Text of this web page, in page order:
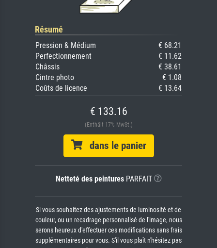
Résumé
Pression & Médium
€ 68.21
Perfectionnement
€ 11.62
Châssis
€ 38.61
Cintre photo
€ 1.08
Coûts de licence
€ 13.64
€ 133.16
(Enthält 17% MwSt.)
dans le panier
Netteté des peinturesPARFAIT
Si vous souhaitez des ajustements de luminosité et de
couleur, ou un recadrage personnalisé de l'image, nous
serons heureux d'effectuer ces modifications sans frais
supplémentaires pour vous. S'il vous plaît n'hésitez pas